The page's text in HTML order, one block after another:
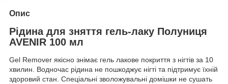
Опис
Рідина для зняття гель-лаку Полуниця
AVENIR 100 мл
Gel Remover якісно знімає гель лакове покриття з нігтів за 10
хвилин. Водночас рідина не пошкоджує нігті та підтримує їхній
здоровий стан. Спеціальні зволожувальні домішки не сушать